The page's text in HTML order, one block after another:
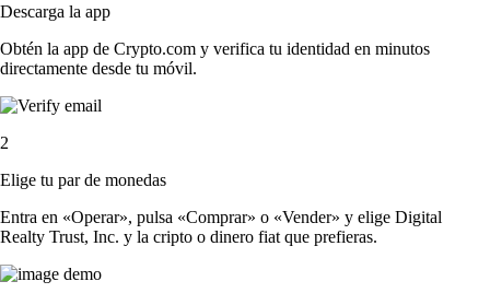
Descarga la app
Obtén la app de Crypto.com y verifica tu identidad en minutos
directamente desde tu móvil.
2
Elige tu par de monedas
Entra en «Operar», pulsa «Comprar» o «Vender» y elige Digital
Realty Trust, Inc. y la cripto o dinero fiat que prefieras.